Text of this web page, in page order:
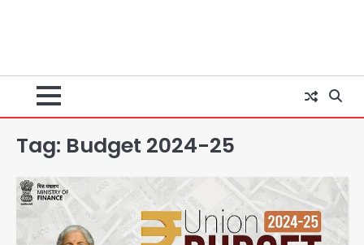
Tag: Budget 2024-25
Team JHJ